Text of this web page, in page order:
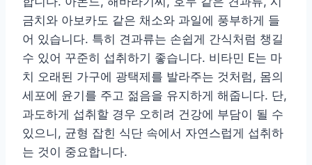
금치와 아보카도 같은 채소와 과일에 풍부하게 들
어 있습니다. 특히 견과류는 손쉽게 간식처럼 챙길
수 있어 꾸준히 섭취하기 좋습니다. 비타민 E는 마
치 오래된 가구에 광택제를 발라주는 것처럼, 몸의
세포에 윤기를 주고 젊음을 유지하게 해줍니다. 단,
과도하게 섭취할 경우 오히려 건강에 부담이 될 수
있으니, 균형 잡힌 식단 속에서 자연스럽게 섭취하
는 것이 중요합니다.